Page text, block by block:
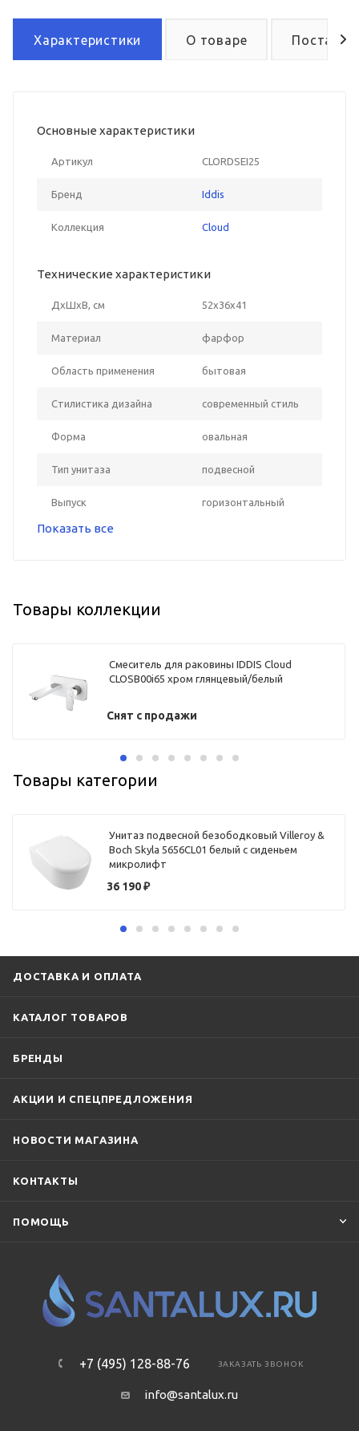
Характеристики О товаре Поставка
Основные характеристики
Артикул CLORDSEI25
Бренд Iddis
Коллекция Cloud
Технические характеристики
ДxШxВ, см 52x36x41
Материал фарфор
Область применения бытовая
Стилистика дизайна современный стиль
Форма овальная
Тип унитаза подвесной
Выпуск горизонтальный
Показать все
Товары коллекции
Смеситель для раковины IDDIS Cloud
CLOSB00i65 хром глянцевый/белый
Снят с продажи
Товары категории
Унитаз подвесной безободковый Villeroy &
Boch Skyla 5656CL01 белый с сиденьем
микролифт
36 190₽
ДОСТАВКА И ОПЛАТА
КАТАЛОГ ТОВАРОВ
БРЕНДЫ
АКЦИИ И СПЕЦПРЕДЛОЖЕНИЯ
НОВОСТИ МАГАЗИНА
КОНТАКТЫ
ПОМОЩЬ
+7 (495) 128-88-76 ЗАКАЗАТЬ ЗВОНОК
info@santalux.ru